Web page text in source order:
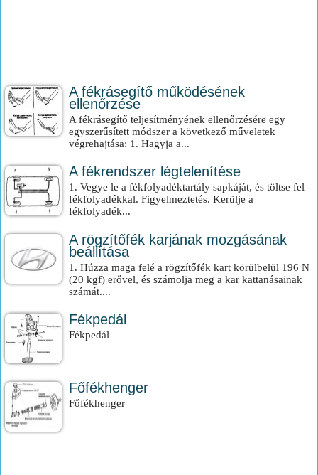
A fékrásegítő működésének
ellenőrzése
A fékrásegítő teljesítményének ellenőrzésére egy
egyszerűsített módszer a következő műveletek
végrehajtása: 1. Hagyja a...
A fékrendszer légtelenítése
1. Vegye le a fékfolyadéktartály sapkáját, és töltse fel
fékfolyadékkal. Figyelmeztetés. Kerülje a
fékfolyadék...
A rögzítőfék karjának mozgásának
beállítása
1. Húzza maga felé a rögzítőfék kart körülbelül 196 N
(20 kgf) erővel, és számolja meg a kar kattanásainak
számát....
Fékpedál
Fékpedál
Főfékhenger
Főfékhenger